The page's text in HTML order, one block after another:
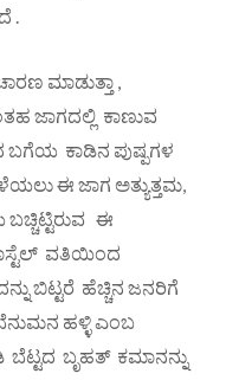
.
ಮಾಡುತ್ತಾ ,
ಜಾಗದಲ್ಲಿ ಕಾಣುವ
ಬಗೆಯ ಕಾಡಿನ ಪುಷ್ಪಗಳ
ಈ ಜಾಗ ಅತ್ಯುತ್ತಮ,
ಬಚ್ಚಿಟ್ಟಿರುವ ಈ
ವತಿಯಿಂದ
ಬಿಟ್ಟರೆ ಹೆಚ್ಚಿನ ಜನರಿಗೆ
ಹಳ್ಳಿ ಎಂಬ
ಬೃಹತ್ ಕಮಾನನ್ನು